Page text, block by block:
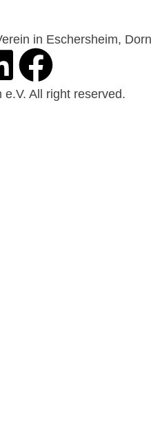
in Eschersheim,
All right reserved.